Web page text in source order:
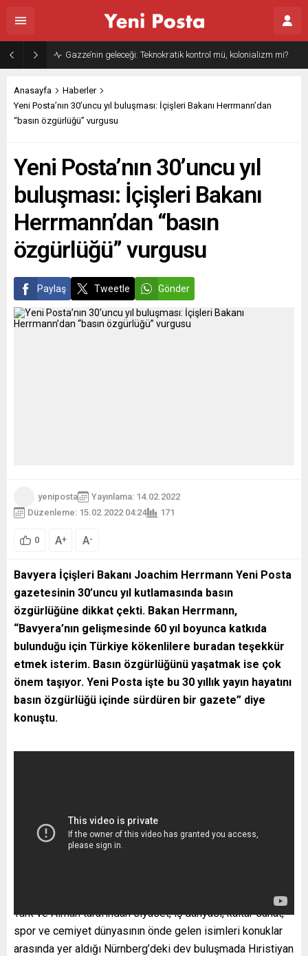
Gazze’nin geleceği: Teknokratik kontrol mü, kolonializm mi?
Anasayfa
Haberler
Yeni Posta’nın 30’uncu yıl buluşması: İçişleri Bakanı Herrmann’dan
“basın özgürlüğü” vurgusu
Yeni Posta’nın 30’uncu yıl
buluşması: İçişleri Bakanı
Herrmann’dan “basın
özgürlüğü” vurgusu
Paylaş Tweetle Gönder
yeniposta
Yayınlama: 14.02.2022
Düzenleme: 15.02.2022 04:24
171
0 A+ A-
Bavyera İçişleri Bakanı Joachim Herrmann Yeni Posta
gazetesinin 30’uncu yıl kutlamasında basın
özgürlüğüne dikkat çekti. Bakan Herrmann,
“Bavyera’nın gelişmesinde 60 yıl boyunca katkıda
bulunduğu için Türkiye kökenlilere buradan teşekkür
etmek isterim. Basın özgürlüğünü yaşatmak ise çok
önem taşıyor. Yeni Posta işte bu 30 yıllık yayın hayatını
basın özgürlüğü içinde sürdüren bir gazete” diye
konuştu.
Türk ve Alman tarafından siyaset, iş dünyası, kültür sanat,
spor ve cemiyet dünyasının önde gelen isimleri konuklar
arasında yer aldığı Nürnberg’deki dev buluşmada Hıristiyan